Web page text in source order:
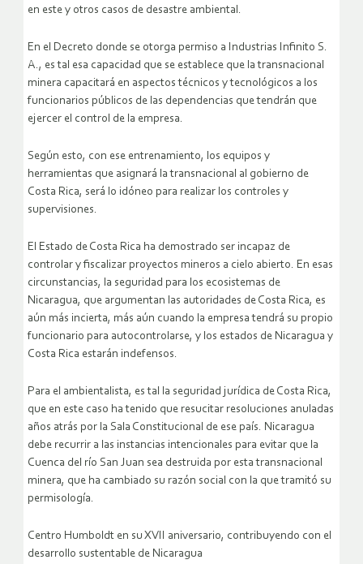
en este y otros casos de desastre ambiental.
En el Decreto donde se otorga permiso a Industrias Infinito S.
A., es tal esa capacidad que se establece que la transnacional
minera capacitará en aspectos técnicos y tecnológicos a los
funcionarios públicos de las dependencias que tendrán que
ejercer el control de la empresa.
Según esto, con ese entrenamiento, los equipos y
herramientas que asignará la transnacional al gobierno de
Costa Rica, será lo idóneo para realizar los controles y
supervisiones.
El Estado de Costa Rica ha demostrado ser incapaz de
controlar y fiscalizar proyectos mineros a cielo abierto. En esas
circunstancias, la seguridad para los ecosistemas de
Nicaragua, que argumentan las autoridades de Costa Rica, es
aún más incierta, más aún cuando la empresa tendrá su propio
funcionario para autocontrolarse, y los estados de Nicaragua y
Costa Rica estarán indefensos.
Para el ambientalista, es tal la seguridad jurídica de Costa Rica,
que en este caso ha tenido que resucitar resoluciones anuladas
años atrás por la Sala Constitucional de ese país. Nicaragua
debe recurrir a las instancias intencionales para evitar que la
Cuenca del río San Juan sea destruida por esta transnacional
minera, que ha cambiado su razón social con la que tramitó su
permisología.
Centro Humboldt en su XVII aniversario, contribuyendo con el
desarrollo sustentable de Nicaragua